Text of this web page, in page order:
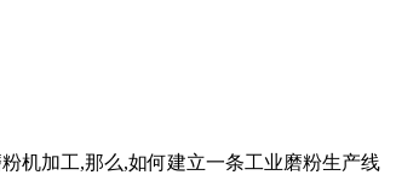
机加工,那么,如何建立一条工业磨粉生产线